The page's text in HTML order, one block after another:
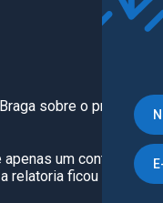
sobre o projeto de
um contra, o
ficou com